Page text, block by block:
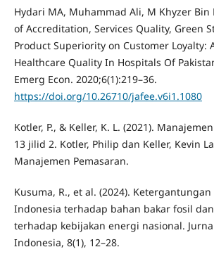
Hydari MA, Muhammad Ali, M Khyzer Bin
of Accreditation, Services Quality, Green
Product Superiority on Customer Loyalty:
Healthcare Quality In Hospitals Of
Emerg Econ. 2020;6(1):219–36.
https://doi.org/10.26710/jafee.v6i1.1080
Kotler, P., & Keller, K. L. (2021).
13 jilid 2. Kotler, Philip dan Keller, Kevin
Manajemen Pemasaran.
Kusuma, R., et al. (2024).
Indonesia terhadap bahan bakar fosil
terhadap kebijakan energi nasional.
Indonesia, 8(1), 12–28.